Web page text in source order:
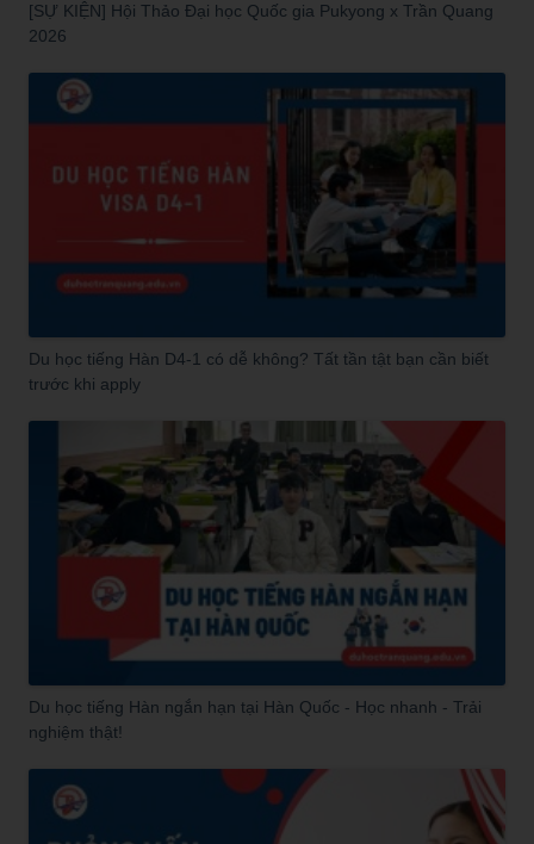
[SỰ KIỆN] Hội Thảo Đại học Quốc gia Pukyong x Trần Quang
2026
Du học tiếng Hàn D4-1 có dễ không? Tất tần tật bạn cần biết
trước khi apply
Du học tiếng Hàn ngắn hạn tại Hàn Quốc - Học nhanh - Trải
nghiệm thật!